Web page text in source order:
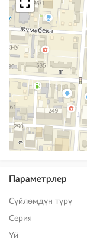
Параметрлер
Сүйлөмдүн түрү
Серия
Үй